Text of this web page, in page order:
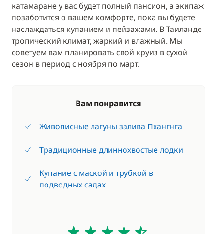
катамаране у вас будет полный пансион, а экипаж
позаботится о вашем комфорте, пока вы будете
наслаждаться купанием и пейзажами. В Таиланде
тропический климат, жаркий и влажный. Мы
советуем вам планировать свой круиз в сухой
сезон в период с ноября по март.
Вам понравится
Живописные лагуны залива Пхангнга
Традиционные длиннохвостые лодки
Купание с маской и трубкой в
подводных садах
4.7